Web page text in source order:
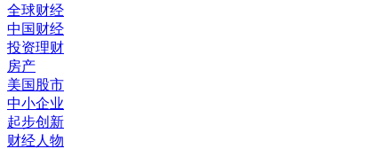
全球财经
中国财经
投资理财
房产
美国股市
中小企业
起步创新
财经人物